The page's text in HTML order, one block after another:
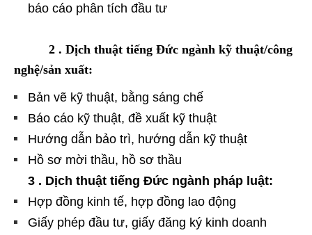
báo cáo phân tích đầu tư
2 . Dịch thuật tiếng Đức ngành kỹ thuật/công
nghệ/sản xuất:
Bản vẽ kỹ thuật, bằng sáng chế
Báo cáo kỹ thuật, đề xuất kỹ thuật
Hướng dẫn bảo trì, hướng dẫn kỹ thuật
Hồ sơ mời thầu, hồ sơ thầu
3 . Dịch thuật tiếng Đức ngành pháp luật:
Hợp đồng kinh tế, hợp đồng lao động
Giấy phép đầu tư, giấy đăng ký kinh doanh